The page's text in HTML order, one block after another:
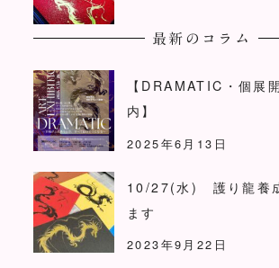
最新のコラム
【DRAMATIC・個展
内】
2025年6月13日
10/27(水) 護り龍養
ます
2023年9月22日